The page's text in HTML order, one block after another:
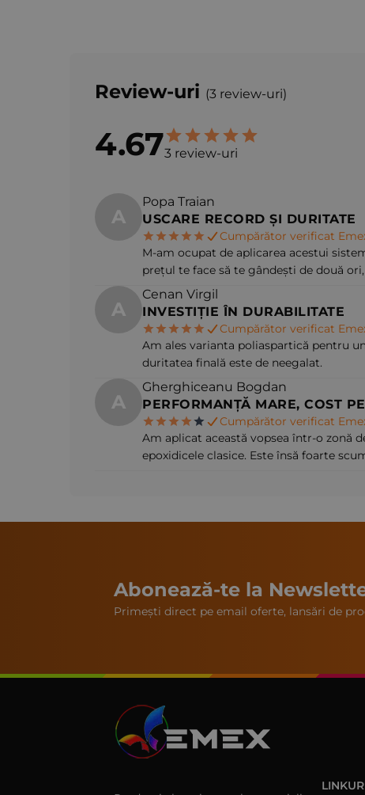
Review-uri (3 review-uri)
4.673 review-uri
A
Popa Traian
USCARE RECORD ȘI DURITATE
Cumpărător verificat
M-am ocupat de aplicarea acestui
prețul te face să te gândești de două
A
Cenan Virgil
INVESTIȚIE ÎN DURABILITATE
Cumpărător verificat
Am ales varianta poliaspartică pentru
duritatea finală este de neegalat.
A
Gherghiceanu Bogdan
PERFORMANȚĂ MARE, COST
Cumpărător verificat
Am aplicat această vopsea într-o zonă
epoxidicele clasice. Este însă foarte
Abonează-te la
Primești direct pe email oferte, lansări de